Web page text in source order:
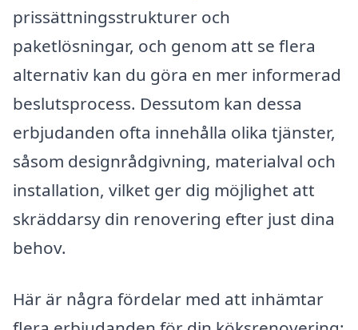
prissättningsstrukturer och
paketlösningar, och genom att se flera
alternativ kan du göra en mer informerad
beslutsprocess. Dessutom kan dessa
erbjudanden ofta innehålla olika tjänster,
såsom designrådgivning, materialval och
installation, vilket ger dig möjlighet att
skräddarsy din renovering efter just dina
behov.
Här är några fördelar med att inhämtar